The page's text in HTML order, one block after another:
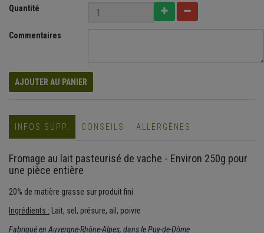
Quantité
Commentaires
AJOUTER AU PANIER
INFOS SUPP. CONSEILS ALLERGÈNES
Fromage au lait pasteurisé de vache - Environ 250g pour
une pièce entière
20% de matière grasse sur produit fini
Ingrédients : Lait, sel, présure, ail, poivre
Fabriqué en Auvergne-Rhône-Alpes, dans le Puy-de-Dôme